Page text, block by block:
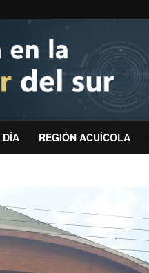
DÍA REGIÓN ACUÍCOLA